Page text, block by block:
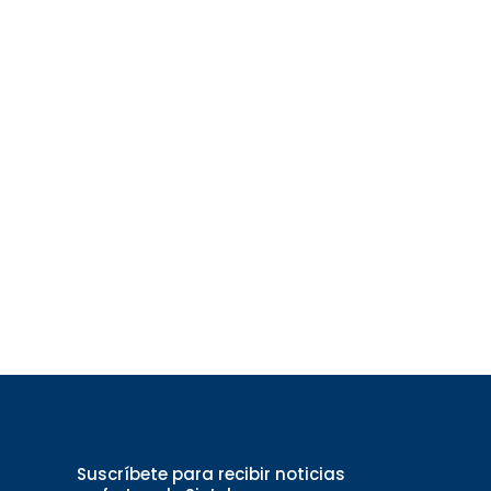
Suscríbete para recibir noticias